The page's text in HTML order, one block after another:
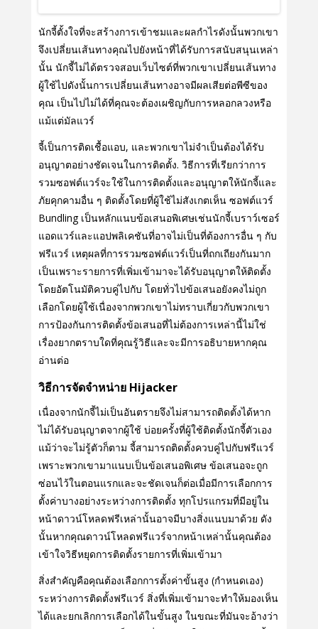
นักจี้ตั้งใจที่จะสร้างการเข้าชมและผลกําไรดังนั้นพวกเขา
จึงเปลี่ยนเส้นทางคุณไปยังหน้าที่ได้รับการสนับสนุนเหล่า
นั้น นักจี้ไม่ได้ตรวจสอบเว็บไซต์ที่พวกเขาเปลี่ยนเส้นทาง
ผู้ใช้ไปดังนั้นการเปลี่ยนเส้นทางอาจมีผลเสียต่อพีซีของ
คุณ เป็นไปไม่ได้ที่คุณจะต้องเผชิญกับการหลอกลวงหรือ
แม้แต่มัลแวร์
จี้เป็นการติดเชื้อแอบ, และพวกเขาไม่จําเป็นต้องได้รับ
อนุญาตอย่างชัดเจนในการติดตั้ง. วิธีการที่เรียกว่าการ
รวมซอฟต์แวร์จะใช้ในการติดตั้งและอนุญาตให้นักจี้และ
ภัยคุกคามอื่น ๆ ติดตั้งโดยที่ผู้ใช้ไม่สังเกตเห็น ซอฟต์แวร์
Bundling เป็นหลักแนบข้อเสนอพิเศษเช่นนักจี้เบราว์เซอร์
แอดแวร์และแอปพลิเคชันที่อาจไม่เป็นที่ต้องการอื่น ๆ กับ
ฟรีแวร์ เหตุผลที่การรวมซอฟต์แวร์เป็นที่ถกเถียงกันมาก
เป็นเพราะรายการที่เพิ่มเข้ามาจะได้รับอนุญาตให้ติดตั้ง
โดยอัตโนมัติควบคู่ไปกับ โดยทั่วไปข้อเสนอยังคงไม่ถูก
เลือกโดยผู้ใช้เนื่องจากพวกเขาไม่ทราบเกี่ยวกับพวกเขา
การป้องกันการติดตั้งข้อเสนอที่ไม่ต้องการเหล่านี้ไม่ใช่
เรื่องยากตราบใดที่คุณรู้วิธีและจะมีการอธิบายหากคุณ
อ่านต่อ
วิธีการจัดจําหน่าย Hijacker
เนื่องจากนักจี้ไม่เป็นอันตรายจึงไม่สามารถติดตั้งได้หาก
ไม่ได้รับอนุญาตจากผู้ใช้ บ่อยครั้งที่ผู้ใช้ติดตั้งนักจี้ตัวเอง
แม้ว่าจะไม่รู้ตัวก็ตาม จี้สามารถติดตั้งควบคู่ไปกับฟรีแวร์
เพราะพวกเขามาแนบเป็นข้อเสนอพิเศษ ข้อเสนอจะถูก
ซ่อนไว้ในตอนแรกและจะชัดเจนก็ต่อเมื่อมีการเลือกการ
ตั้งค่าบางอย่างระหว่างการติดตั้ง ทุกโปรแกรมที่มีอยู่ใน
หน้าดาวน์โหลดฟรีเหล่านั้นอาจมีบางสิ่งแนบมาด้วย ดัง
นั้นหากคุณดาวน์โหลดฟรีแวร์จากหน้าเหล่านั้นคุณต้อง
เข้าใจวิธีหยุดการติดตั้งรายการที่เพิ่มเข้ามา
สิ่งสําคัญคือคุณต้องเลือกการตั้งค่าขั้นสูง (กําหนดเอง)
ระหว่างการติดตั้งฟรีแวร์ สิ่งที่เพิ่มเข้ามาจะทําให้มองเห็น
ได้และยกเลิกการเลือกได้ในขั้นสูง ในขณะที่มันจะอ้างว่า